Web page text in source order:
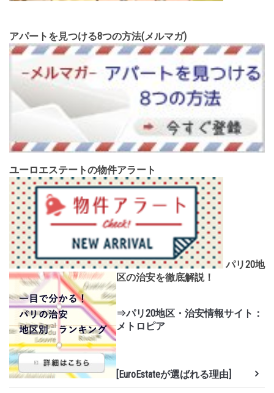
アパートを見つける8つの方法(メルマガ)
ユーロエステートの物件アラート
パリ20地
区の治安を徹底解説！
⇒パリ20地区・治安情報サイト：
メトロピア
[EuroEstateが選ばれる理由]